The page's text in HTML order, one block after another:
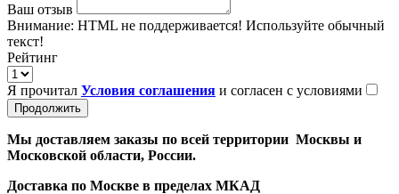
Ваш отзыв
Внимание: HTML не поддерживается! Используйте обычный
текст!
Рейтинг
Я прочитал Условия соглашения и согласен с условиями
Продолжить
Мы доставляем заказы по всей территории Москвы и
Московской области, России.
Доставка по Москве в пределах МКАД